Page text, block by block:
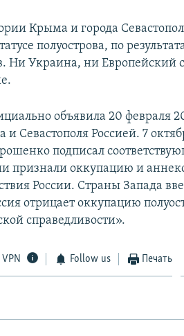
Крыма и города
полуострова, по
Ни Украина, ни
объявила 20 февраля
Севастополя Россией. 7
подписал
признали оккупацию и
России. Страны Запада
отрицает оккупацию
справедливости».
Follow us Печать